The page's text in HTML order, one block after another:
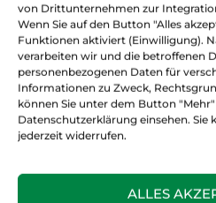
von Drittunternehmen zur
Wenn Sie auf den Button "Alles
Funktionen aktiviert (Einwilligung).
verarbeiten wir und die betroffenen
personenbezogenen Daten für
Informationen zu Zweck,
können Sie unter dem Button
Datenschutzerklärung einsehen. Sie
jederzeit widerrufen.
ALLES
Start Ausstellung